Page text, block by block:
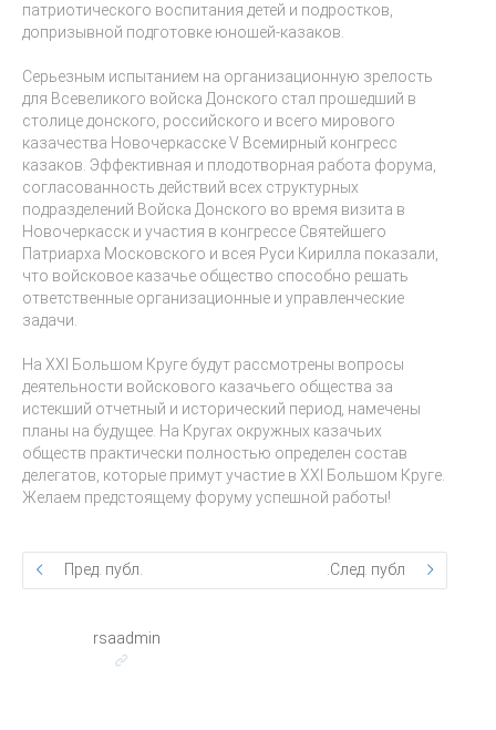
патриотического воспитания детей и подростков,
допризывной подготовке юношей-казаков.
Серьезным испытанием на организационную зрелость
для Всевеликого войска Донского стал прошедший в
столице донского, российского и всего мирового
казачества Новочеркасске V Всемирный конгресс
казаков. Эффективная и плодотворная работа форума,
согласованность действий всех структурных
подразделений Войска Донского во время визита в
Новочеркасск и участия в конгрессе Святейшего
Патриарха Московского и всея Руси Кирилла показали,
что войсковое казачье общество способно решать
ответственные организационные и управленческие
задачи.
На XXI Большом Круге будут рассмотрены вопросы
деятельности войскового казачьего общества за
истекший отчетный и исторический период, намечены
планы на будущее. На Кругах окружных казачьих
обществ практически полностью определен состав
делегатов, которые примут участие в XXI Большом Круге.
Желаем предстоящему форуму успешной работы!
Пред. публ. След. публ.
rsaadmin